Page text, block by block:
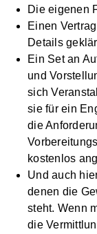
Die eigenen
Einen
Details
Ein Set an
und
sich
sie für ein
die
kostenlos
Und auch
denen die
steht. Wenn
die